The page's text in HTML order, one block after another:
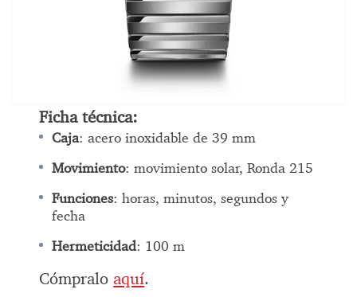
Ficha técnica:
Caja: acero inoxidable de 39 mm
Movimiento: movimiento solar, Ronda 215
Funciones: horas, minutos, segundos y
fecha
Hermeticidad: 100 m
Cómpraloaquí.